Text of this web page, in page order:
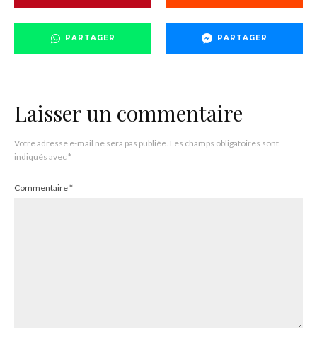
PARTAGER PARTAGER
Laisser un commentaire
Votre adresse e-mail ne sera pas publiée. Les champs obligatoires sont
indiqués avec*
Commentaire*